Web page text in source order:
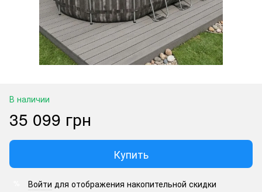
В наличии
35 099 грн
Купить
Войти для отображения накопительной скидки